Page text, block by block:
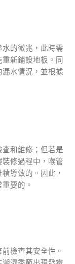
的徵兆，此時需
新鋪設地板。同
水情況，並根據
和維修；但若是
修過程中，喉管
導致的。因此，
要的。
檢查其安全性。